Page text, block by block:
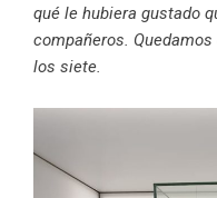
qué le hubiera gustado
compañeros.
los siete.